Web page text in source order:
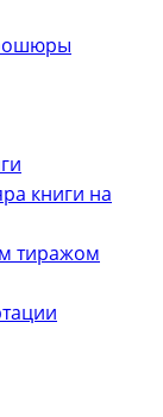
книги на
тиражом